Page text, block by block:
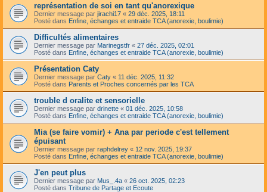
représentation de soi en tant qu'anorexique
Dernier message par jirachi17 « 29 déc. 2025, 18:11
Posté dans Enfine, échanges et entraide TCA (anorexie, boulimie)
Difficultés alimentaires
Dernier message par Marinegstfr « 27 déc. 2025, 02:01
Posté dans Enfine, échanges et entraide TCA (anorexie, boulimie)
Présentation Caty
Dernier message par Caty « 11 déc. 2025, 11:32
Posté dans Parents et Proches concernés par les TCA
trouble d oralite et sensorielle
Dernier message par drinette « 01 déc. 2025, 10:58
Posté dans Enfine, échanges et entraide TCA (anorexie, boulimie)
Mia (se faire vomir) + Ana par periode c'est tellement
épuisant
Dernier message par raphdelrey « 12 nov. 2025, 19:37
Posté dans Enfine, échanges et entraide TCA (anorexie, boulimie)
J'en peut plus
Dernier message par Mus_.4a « 26 oct. 2025, 02:23
Posté dans Tribune de Partage et Ecoute